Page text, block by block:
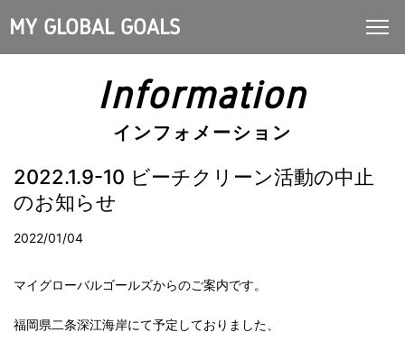
MY GLOBAL GOALS
Information
インフォメーション
2022.1.9-10 ビーチクリーン活動の中止
のお知らせ
2022/01/04
マイグローバルゴールズからのご案内です。
福岡県二条深江海岸にて予定しておりました、